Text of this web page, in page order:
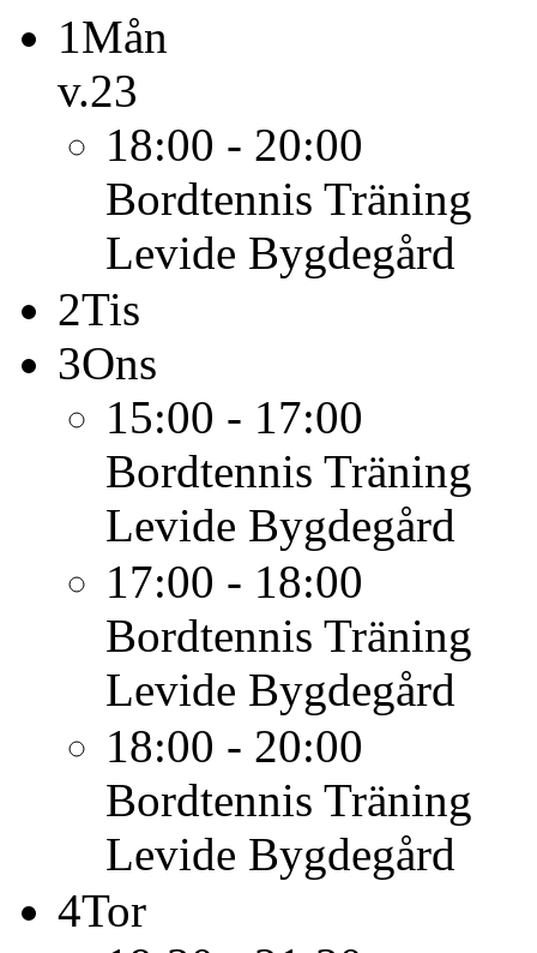
1Mån
v.23
18:00 - 20:00
Bordtennis Träning
Levide Bygdegård
2Tis
3Ons
15:00 - 17:00
Bordtennis Träning
Levide Bygdegård
17:00 - 18:00
Bordtennis Träning
Levide Bygdegård
18:00 - 20:00
Bordtennis Träning
Levide Bygdegård
4Tor